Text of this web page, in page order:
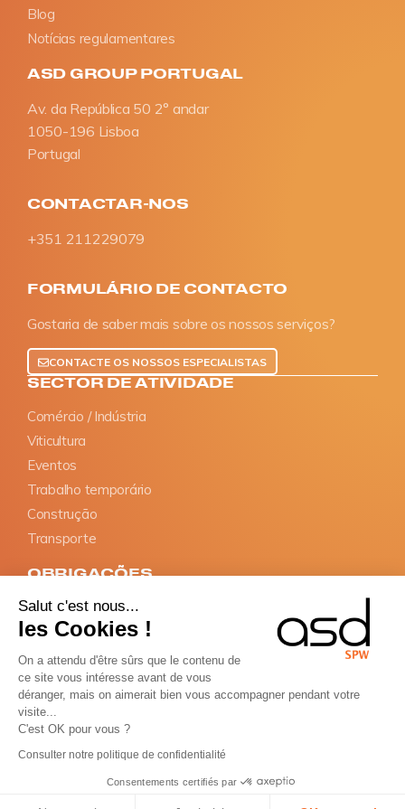
Salut c'est nous...
les Cookies !
On a attendu d'être sûrs que le contenu de
ce site vous intéresse avant de vous
déranger, mais on aimerait bien vous accompagner pendant votre
visite...
C'est OK pour vous ?
Consulter notre politique de confidentialité
Consentements certifiés par
Blog
Notícias regulamentares
ASD GROUP PORTUGAL
Av. da República 50 2° andar
1050-196 Lisboa
Portugal
CONTACTAR-NOS
+351 211229079
FORMULÁRIO DE CONTACTO
Gostaria de saber mais sobre os nossos serviços?
CONTACTE OS NOSSOS ESPECIALISTAS
SECTOR DE ATIVIDADE
Comércio / Indústria
Viticultura
Eventos
Trabalho temporário
Construção
Transporte
OBRIGAÇÕES
Declaração SIPSI
Documentos de informação
Nomeação do representante
Cartão BTP
Copyright © ASD Group 2026 - Todos os direitos
reservados
Termos e condições de venda
Termos e condições de utilizaçãoMapa do site